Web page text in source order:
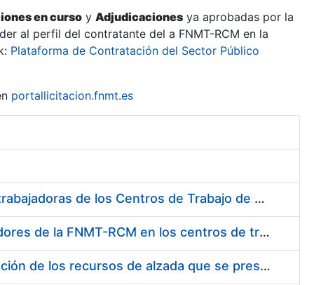
en curso y Adjudicaciones ya aprobadas por la
al perfil del contratante del a FNMT-RCM en la
Plataforma de Contratación del Sector Público
portallicitacion.fnmt.es
Suministro de Protectores Auditivos a medida para las personas trabajadoras de los Centros de Trabajo de Madrid y Burgos
Suministro de gafas graduadas antiproyecciones para los trabajadores de la FNMT-RCM en los centros de trabajo de Madrid y Burgos
Servicios de una empresa externa para el asesoramiento y resolución de los recursos de alzada que se presentan relacionados con procesos de selección para la FNMT-RCM